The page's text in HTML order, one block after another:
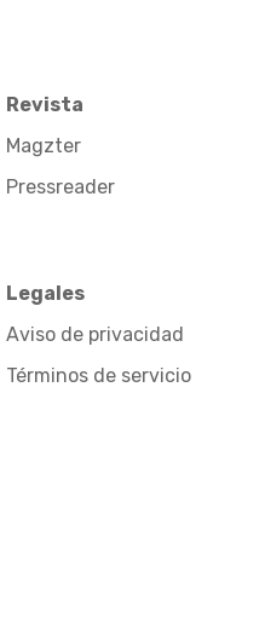
Revista
Magzter
Pressreader
Legales
Aviso de privacidad
Términos de servicio